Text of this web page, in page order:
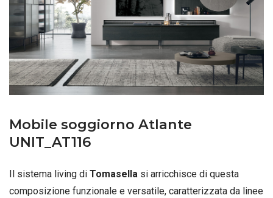
Mobile soggiorno Atlante
UNIT_AT116
Il sistema living di Tomasella si arricchisce di questa
composizione funzionale e versatile, caratterizzata da linee